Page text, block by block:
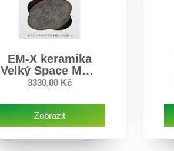
EM-X keramika
Velký Space Mate
– 2ks
3330,00 Kč
Zobrazit